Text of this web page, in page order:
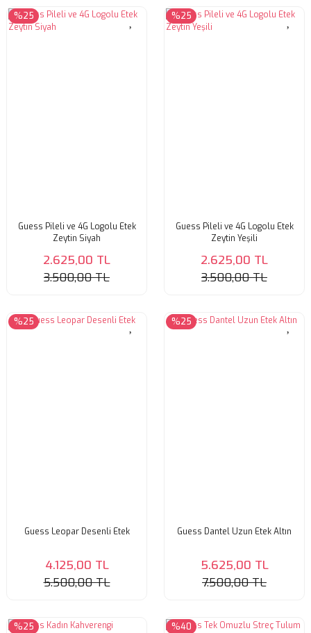
%25
Guess Pileli ve 4G Logolu Etek
Zeytin Siyah
2.625,00 TL
3.500,00 TL
%25
Guess Pileli ve 4G Logolu Etek
Zeytin Yeşili
2.625,00 TL
3.500,00 TL
%25
Guess Leopar Desenli Etek
4.125,00 TL
5.500,00 TL
%25
Guess Dantel Uzun Etek Altın
5.625,00 TL
7.500,00 TL
%25 %40